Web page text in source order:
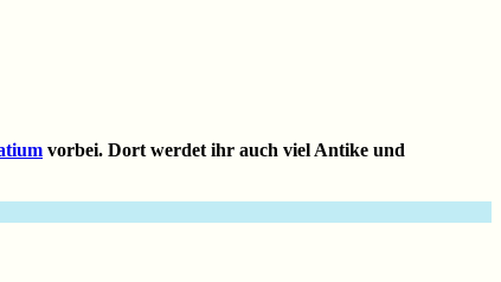
vorbei. Dort werdet ihr auch viel Antike und